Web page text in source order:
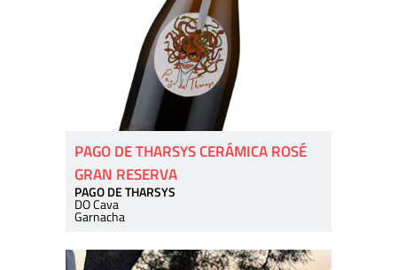
PAGO DE THARSYS CERÁMICA ROSÉ
GRAN RESERVA
PAGO DE THARSYS
DO Cava
Garnacha